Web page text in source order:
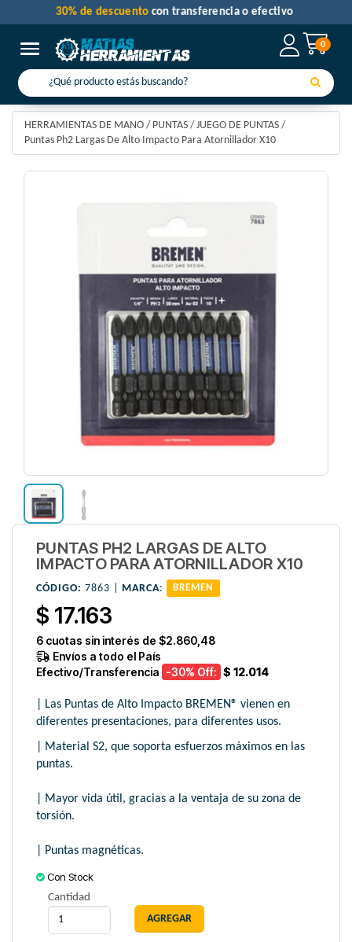
0
Toggle navigation
30% de descuentocon transferencia o efectivo
HERRAMIENTAS DE MANO / PUNTAS / JUEGO DE PUNTAS /
Puntas Ph2 Largas De Alto Impacto Para Atornillador X10
PUNTAS PH2 LARGAS DE ALTO
IMPACTO PARA ATORNILLADOR X10
CÓDIGO: 7863 | MARCA: BREMEN
$ 17.163
6 cuotas sin interés de $2.860,48
Envíos a todo el País
Efectivo/Transferencia -30% Off: $ 12.014
| Las Puntas de Alto Impacto BREMEN® vienen en
diferentes presentaciones, para diferentes usos.
| Material S2, que soporta esfuerzos máximos en las
puntas.
| Mayor vida útil, gracias a la ventaja de su zona de
torsión.
| Puntas magnéticas.
Con Stock
Cantidad